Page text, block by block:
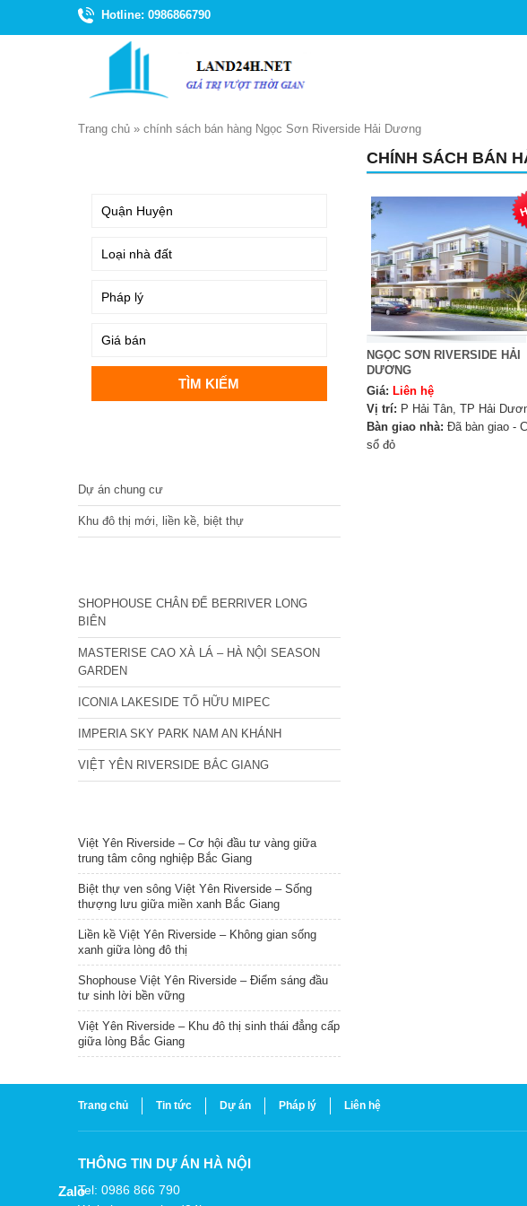
Hotline: 0986866790
Trang chủ » chính sách bán hàng Ngọc Sơn Riverside Hải Dương
CHÍNH SÁCH BÁN
NGỌC SƠN RIVERSIDE HẢI
DƯƠNG
Giá: Liên hệ
Vị trí: P Hải Tân, TP Hải
Bàn giao nhà: Đã bàn giao -
sổ đỏ
Dự án chung cư
Khu đô thị mới, liền kề, biệt thự
SHOPHOUSE CHÂN ĐẾ BERRIVER LONG
BIÊN
MASTERISE CAO XÀ LÁ – HÀ NỘI SEASON
GARDEN
ICONIA LAKESIDE TỐ HỮU MIPEC
IMPERIA SKY PARK NAM AN KHÁNH
VIỆT YÊN RIVERSIDE BẮC GIANG
Việt Yên Riverside – Cơ hội đầu tư vàng giữa
trung tâm công nghiệp Bắc Giang
Biệt thự ven sông Việt Yên Riverside – Sống
thượng lưu giữa miền xanh Bắc Giang
Liền kề Việt Yên Riverside – Không gian sống
xanh giữa lòng đô thị
Shophouse Việt Yên Riverside – Điểm sáng đầu
tư sinh lời bền vững
Việt Yên Riverside – Khu đô thị sinh thái đẳng cấp
giữa lòng Bắc Giang
Trang chủ Tin tức Dự án Pháp lý Liên hệ
THÔNG TIN DỰ ÁN HÀ NỘI
Tel: 0986 866 790
Zalo